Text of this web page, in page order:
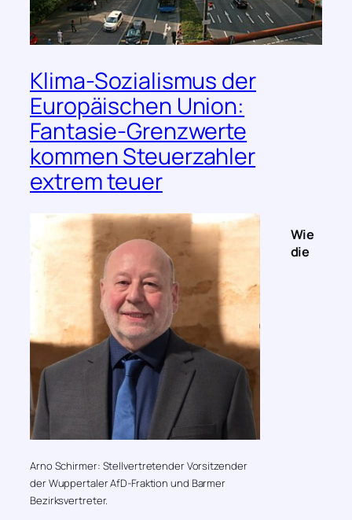
Klima-Sozialismus der
Europäischen Union:
Fantasie-Grenzwerte
kommen Steuerzahler
extrem teuer
Arno Schirmer: Stellvertretender Vorsitzender
der Wuppertaler AfD-Fraktion und Barmer
Bezirksvertreter.
Wie
die